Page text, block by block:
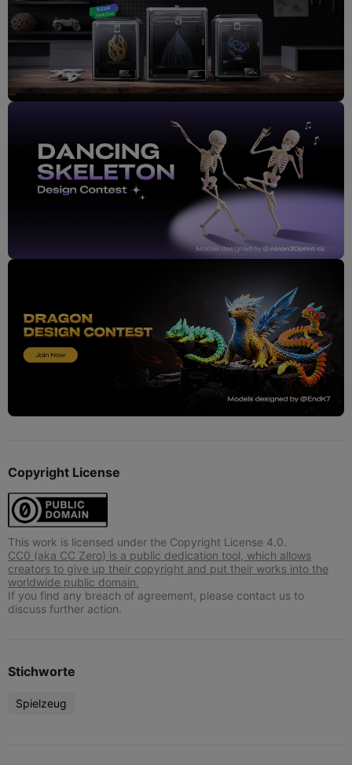
Copyright License
This work is licensed under the Copyright License 4.0.
CC0 (aka CC Zero) is a public dedication tool, which allows
creators to give up their copyright and put their works into the
worldwide public domain.
If you find any breach of agreement, please contact us to
discuss further action.
Stichworte
Spielzeug